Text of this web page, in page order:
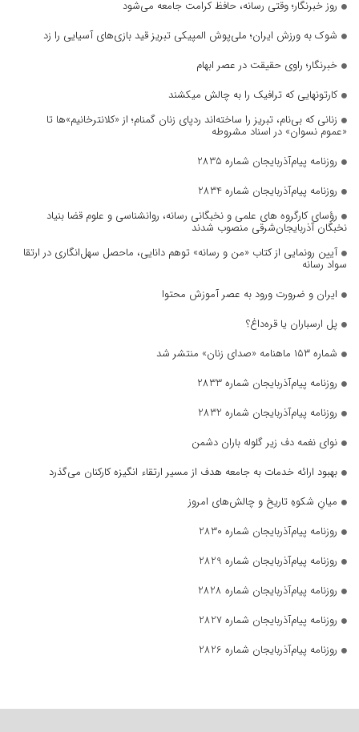
روز خبرنگار؛ وقتی رسانه، حافظ کرامت جامعه می‌شود
شوک به ورزش ایران؛ ملی‌پوش المپیکی تبریز قید بازی‌های آسیایی را زد
خبرنگار؛ راوی حقیقت در عصر ابهام
کارتونهایی که ترافیک را به چالش میکشند
زنانی که بی‌نام، تبریز را ساخته‌اند ردپای زنان گمنام؛ از «کلانترخانیم»ها تا
«عموم نسوان» در اسناد مشروطه
روزنامه پیام‌آذربایجان شماره 2835
روزنامه پیام‌آذربایجان شماره 2834
رؤسای کارگروه های علمی و نخبگانی رسانه، روانشناسی و علوم قضا بنیاد
نخبگان آذربایجان‌شرقی منصوب شدند
آیین رونمایی از کتاب «من و رسانه» توهم دانایی، ماحصل سهل‌انگاری در ارتقا
سواد رسانه
ایران و ضرورت ورود به عصر آموزش محتوا
پل ارسباران یا قره‌داغ؟
شماره ۱۵۳ ماهنامه «صدای زنان» منتشر شد
روزنامه پیام‌آذربایجان شماره 2833
روزنامه پیام‌آذربایجان شماره 2832
نوای نغمه دف زیر گلوله باران دشمن
بهبود ارائه خدمات به جامعه هدف از مسیر ارتقاء انگیزه کارکنان می‌گذرد
میانِ شکوهِ تاریخ و چالش‌های امروز
روزنامه پیام‌آذربایجان شماره 2830
روزنامه پیام‌آذربایجان شماره 2829
روزنامه پیام‌آذربایجان شماره 2828
روزنامه پیام‌آذربایجان شماره 2827
روزنامه پیام‌آذربایجان شماره 2826